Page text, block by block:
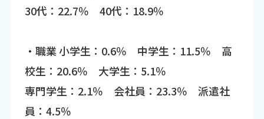
30代：22.7％ 40代：18.9％
・職業 小学生：0.6％ 中学生：11.5％ 高
校生：20.6％ 大学生：5.1％
専門学生：2.1％ 会社員：23.3％ 派遣社
員：4.5％